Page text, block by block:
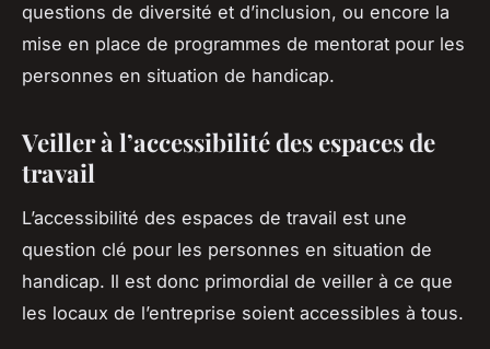
questions de diversité et d’inclusion, ou encore la
mise en place de programmes de mentorat pour les
personnes en situation de handicap.
Veiller à l’accessibilité des espaces de
travail
L’accessibilité des espaces de travail est une
question clé pour les personnes en situation de
handicap. Il est donc primordial de veiller à ce que
les locaux de l’entreprise soient accessibles à tous.